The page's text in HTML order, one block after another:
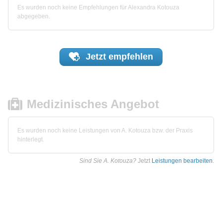
Es wurden noch keine Empfehlungen für Alexandra Kotouza
abgegeben.
Jetzt empfehlen
Medizinisches Angebot
Es wurden noch keine Leistungen von A. Kotouza bzw. der Praxis
hinterlegt.
Sind Sie A. Kotouza? Jetzt Leistungen bearbeiten.